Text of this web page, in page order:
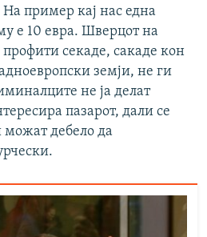
пример кај нас една
е 10 евра. Шверцот на
секаде, сакаде кон
земји, не ги
не ја делат
пазарот, дали се
дебело да